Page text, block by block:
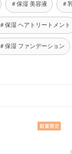
＃保湿 美容液 ＃
＃保湿 ヘアトリートメント
＃保湿 ファンデーション